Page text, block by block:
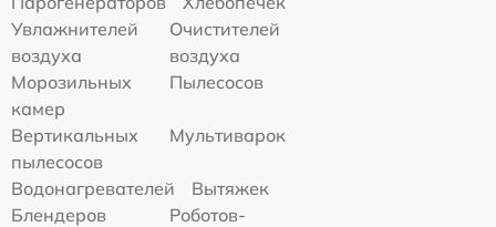
Увлажнителей
воздуха
Очистителей
воздуха
Морозильных
камер
Пылесосов
Вертикальных
пылесосов
Мультиварок
Водонагревателей
Вытяжек
Блендеров
Роботов-